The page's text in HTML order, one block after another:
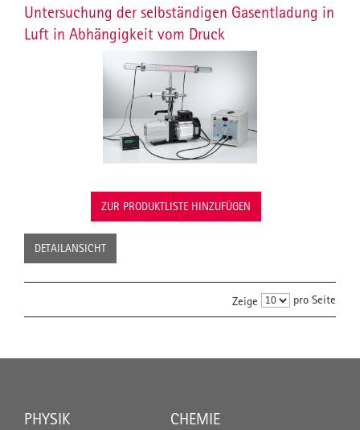
Untersuchung der selbständigen Gasentladung in
Luft in Abhängigkeit vom Druck
ZUR PRODUKTLISTE HINZUFÜGEN
DETAILANSICHT
Zeige pro Seite
PHYSIK CHEMIE